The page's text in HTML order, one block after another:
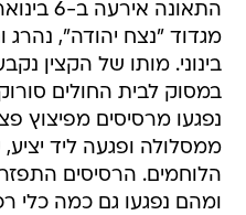
התאונה
מגדוד "נצח יהודה", נהרג
בינוני. מותו של הקצין
במסוק לבית החולים
נפגעו מרסיסים
ממסלולה ופגעה ליד
הלוחמים. הרסיסים
ומהם נפגעו גם כמה כלי